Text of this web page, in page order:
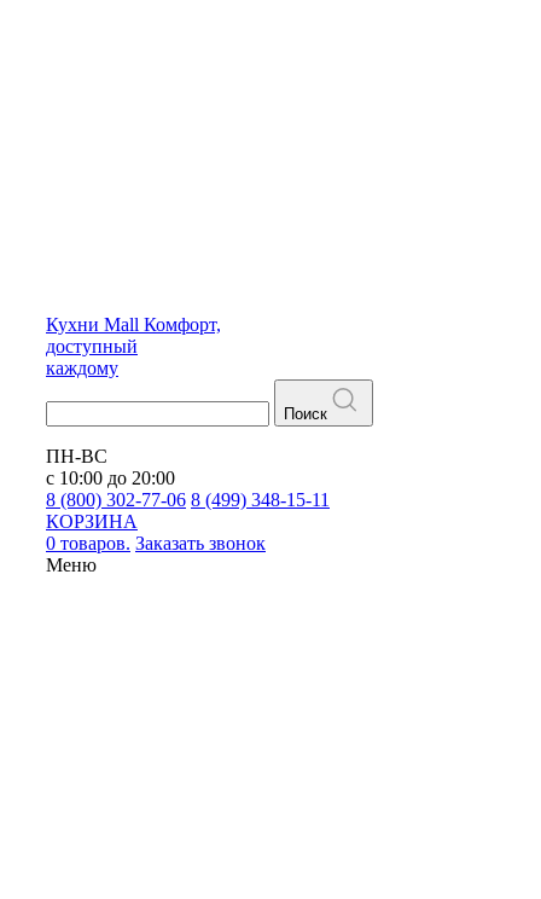
Кухни Mall Комфорт,
доступный
каждому
Поиск
ПН-ВС
с 10:00 до 20:00
8 (800) 302-77-06 8 (499) 348-15-11
КОРЗИНА
0 товаров. Заказать звонок
Меню